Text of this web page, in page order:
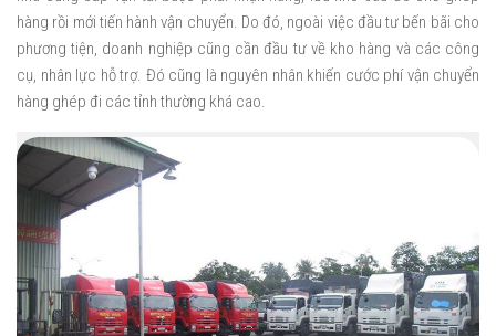
hàng rồi mới tiến hành vận chuyển. Do đó, ngoài việc đầu tư bến bãi cho
phương tiện, doanh nghiệp cũng cần đầu tư về kho hàng và các công
cụ, nhân lực hỗ trợ. Đó cũng là nguyên nhân khiến cước phí vận chuyển
hàng ghép đi các tỉnh thường khá cao.